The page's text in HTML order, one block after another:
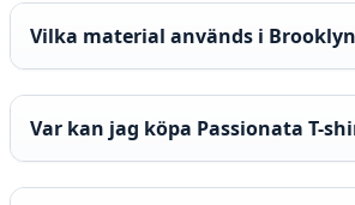
Vilka material används i
Var kan jag köpa Passionata T-